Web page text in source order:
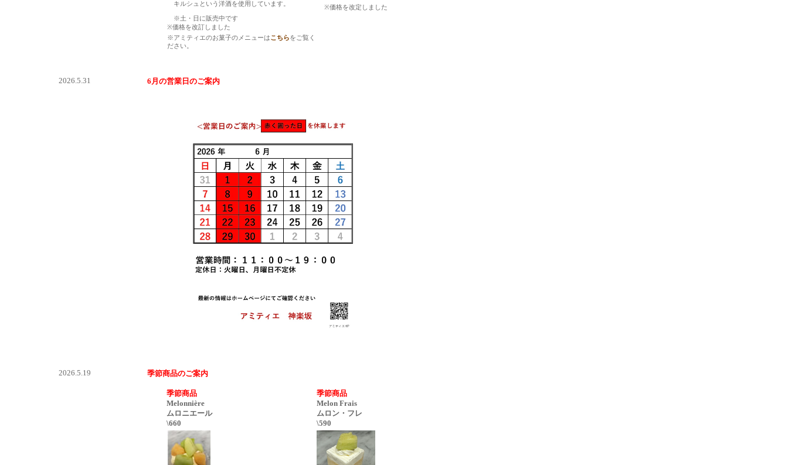
キルシュという洋酒を使用しています。
※土・日に販売中です
※価格を改訂しました
※価格を改定しました
※アミティエのお菓子のメニューはこちらをご覧く
ださい。
2026.5.31 6月の営業日のご案内
2026.5.19 季節商品のご案内
季節商品
Melonnière
ムロニエール
\660
季節商品
Melon Frais
ムロン・フレ
\590